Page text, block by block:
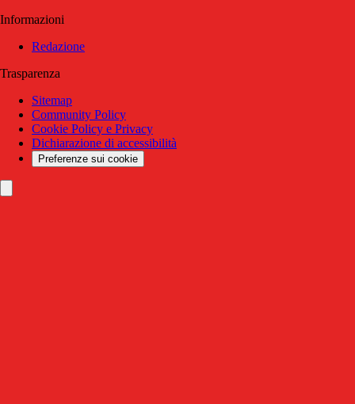
Informazioni
Redazione
Trasparenza
Sitemap
Community Policy
Cookie Policy e Privacy
Dichiarazione di accessibilità
Preferenze sui cookie